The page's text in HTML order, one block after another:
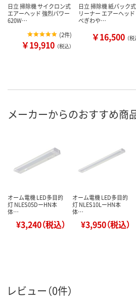
日立 掃除機 サイクロン式
エアーヘッド 強烈パワー
620W…
(2件)
￥19,910 （税込）
日立 掃除機 紙パック
リーナー エアーヘッド
べぎわや…
￥16,500 （税
メーカーからのおすすめ商
オーム電機 LED多目的
灯 NLES05DーHN本
体…
¥3,240（税込）
オーム電機 LED多目的
灯 NLES10LーHN本
体…
¥3,950（税込）
レビュー（0件）